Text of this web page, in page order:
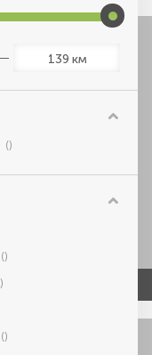
км
()
()
()